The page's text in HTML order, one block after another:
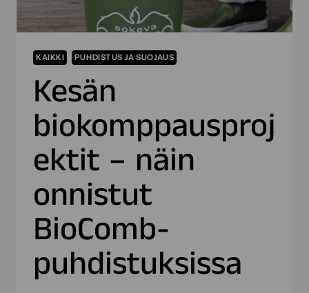
KAIKKI PUHDISTUS JA SUOJAUS
Kesän
biokomppausproj
ektit – näin
onnistut
BioComb-
puhdistuksissa